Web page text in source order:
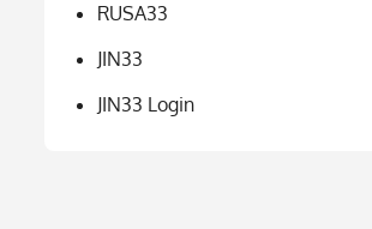
RUSA33
JIN33
JIN33 Login